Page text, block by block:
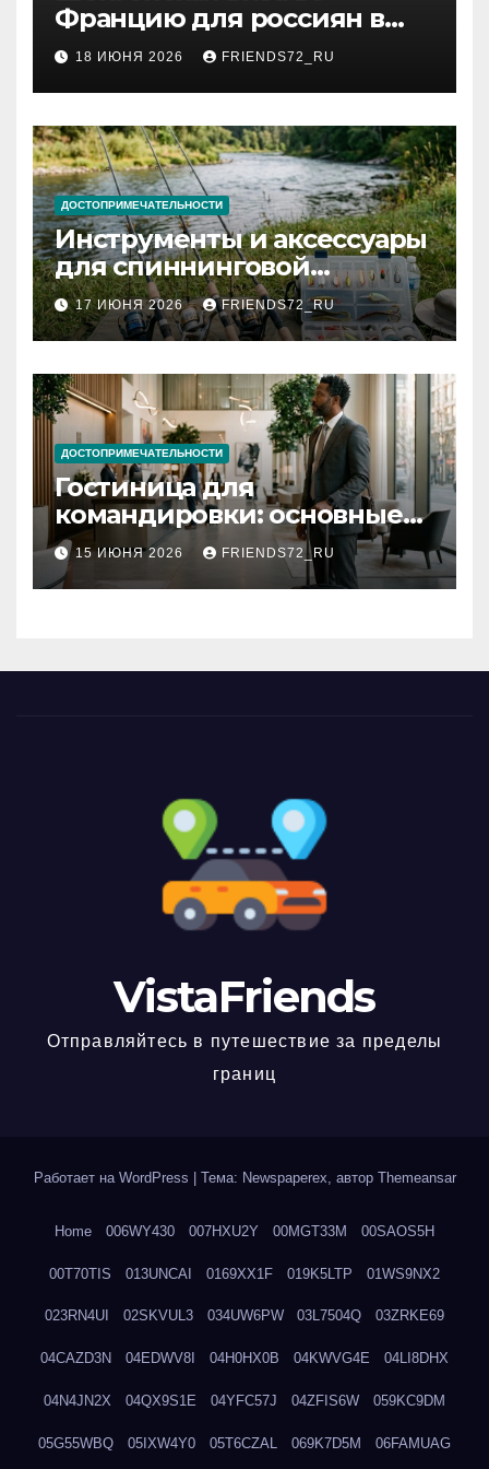
Францию для россиян в
2026 году: сроки от 3 дней
и список необходимых
документов
18 ИЮНЯ 2026 FRIENDS72_RU
ДОСТОПРИМЕЧАТЕЛЬНОСТИ
Инструменты и аксессуары
для спиннинговой
рыбалки: назначение и
типы
17 ИЮНЯ 2026 FRIENDS72_RU
ДОСТОПРИМЕЧАТЕЛЬНОСТИ
Гостиница для
командировки: основные
критерии выбора
15 ИЮНЯ 2026 FRIENDS72_RU
VistaFriends
Отправляйтесь в путешествие за пределы
границ
Работает на WordPress Тема: Newspaperex, автор Themeansar
Home 006WY430 007HXU2Y 00MGT33M 00SAOS5H
00T70TIS 013UNCAI 0169XX1F 019K5LTP 01WS9NX2
023RN4UI 02SKVUL3 034UW6PW 03L7504Q 03ZRKE69
04CAZD3N 04EDWV8I 04H0HX0B 04KWVG4E 04LI8DHX
04N4JN2X 04QX9S1E 04YFC57J 04ZFIS6W 059KC9DM
05G55WBQ 05IXW4Y0 05T6CZAL 069K7D5M 06FAMUAG